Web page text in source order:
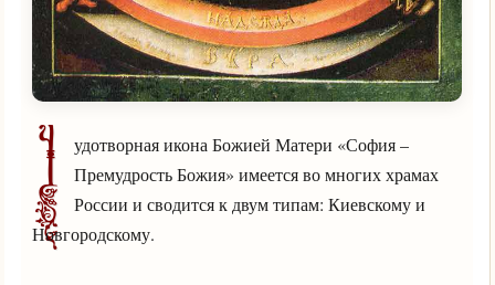
Ч
удотворная икона Божией Матери «София –
Премудрость Божия» имеется во многих храмах
России и сводится к двум типам: Киевскому и
Новгородскому.